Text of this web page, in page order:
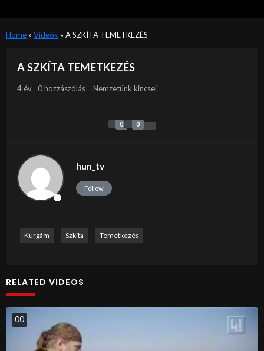
Home» Videók » A SZKÍTA TEMETKEZÉS
A SZKÍTA TEMETKEZÉS
4 év 0 hozzászólás Nemzetünk kincsei
0 0
hun_tv
Follow
Kurgám Szkíta Temetkezés
RELATED VIDEOS
00